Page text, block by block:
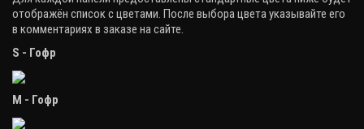
отображён список с цветами. После выбора цвета указывайте его
в комментариях в заказе на сайте.
S - Гофр
М - Гофр